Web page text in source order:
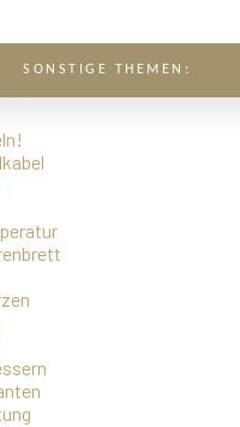
SONSTIGE THEMEN: